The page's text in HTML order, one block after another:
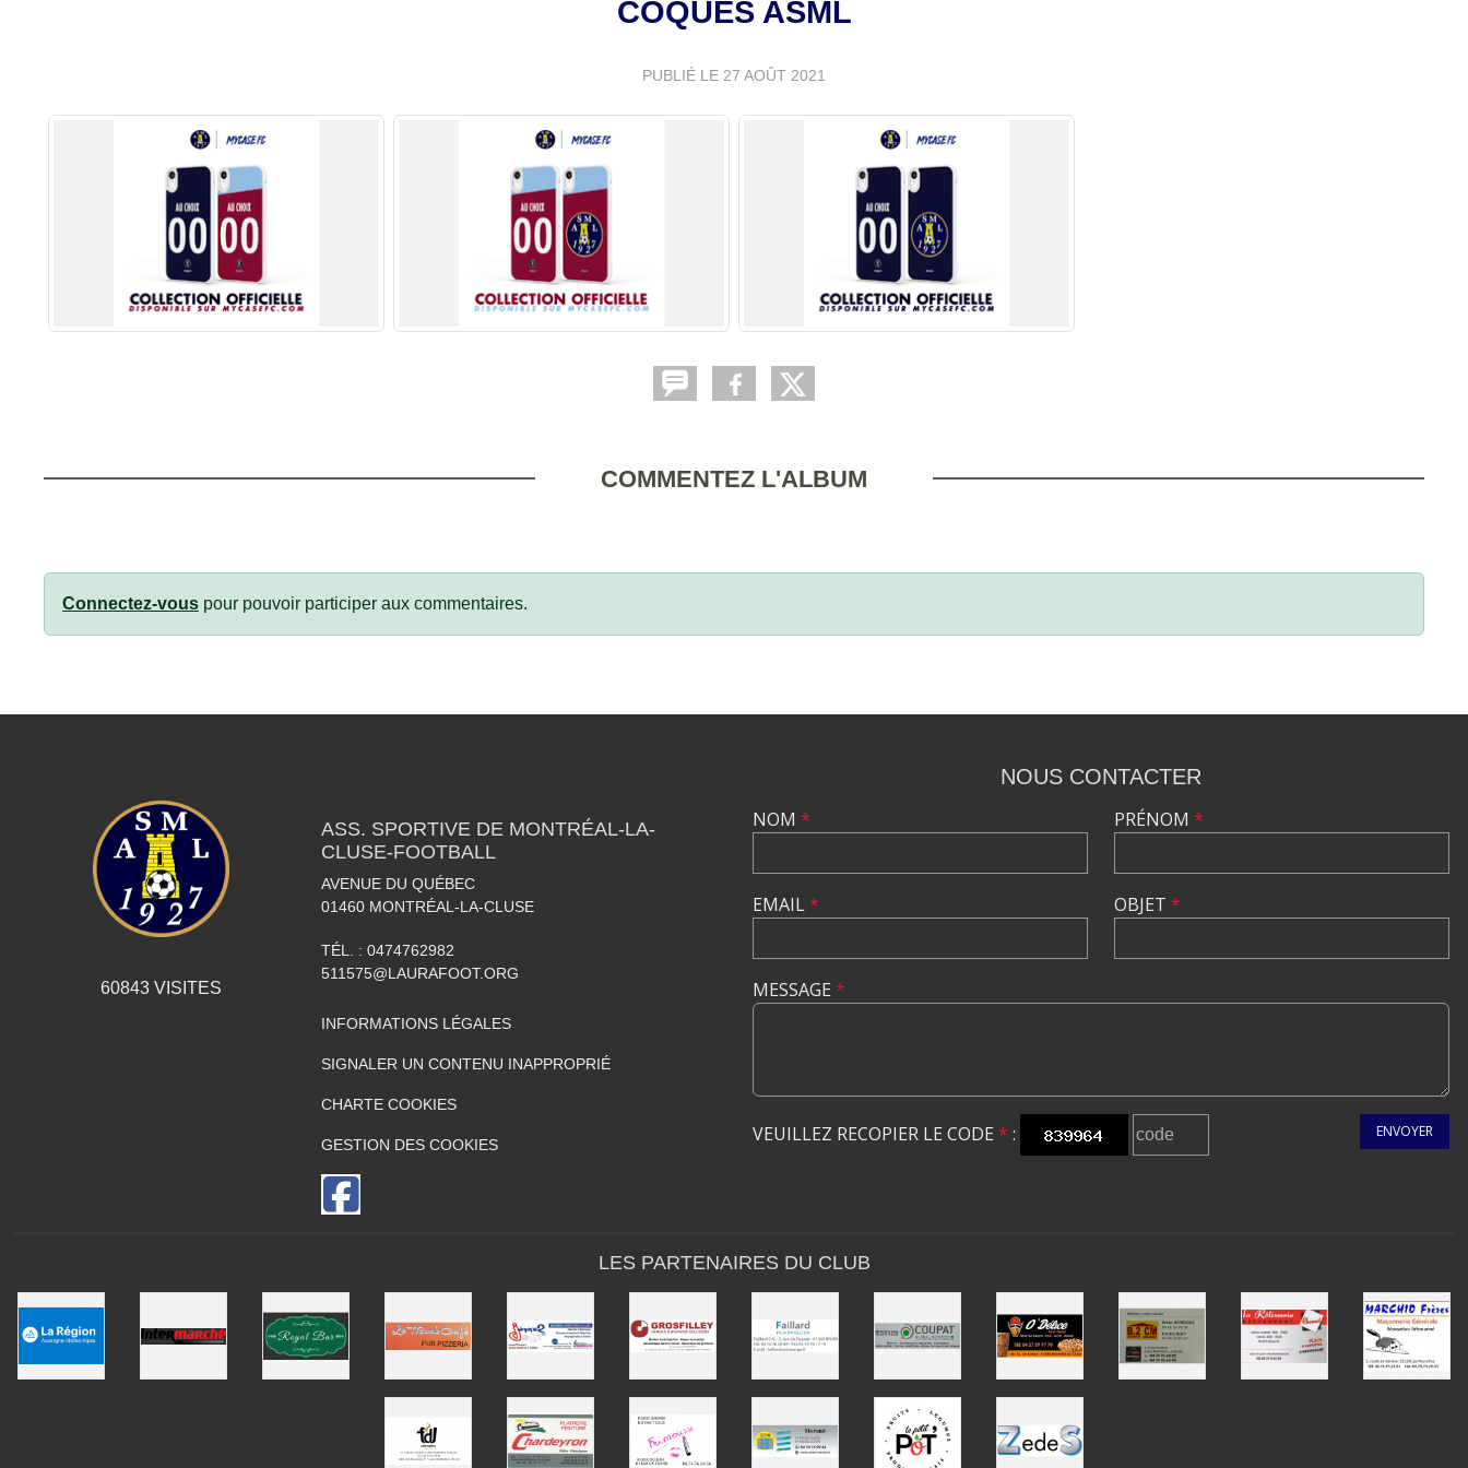
COQUES ASML
PUBLIÉ LE 27 AOÛT 2021
COMMENTEZ L'ALBUM
Connectez-vous pour pouvoir participer aux commentaires.
60843VISITES
ASS. SPORTIVE DE MONTRÉAL-LA-
CLUSE-FOOTBALL
AVENUE DU QUÉBEC
01460 MONTRÉAL-LA-CLUSE
TÉL. : 0474762982
511575@LAURAFOOT.ORG
INFORMATIONS LÉGALES
SIGNALER UN CONTENU INAPPROPRIÉ
CHARTE COOKIES
GESTION DES COOKIES
NOUS CONTACTER
NOM *
EMAIL*
PRÉNOM *
OBJET *
MESSAGE *
VEUILLEZ RECOPIER LE CODE * : ENVOYER
LES PARTENAIRES DU CLUB